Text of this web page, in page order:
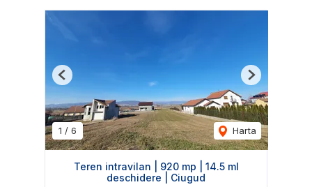
1 / 6 Harta
Previous Next
Teren intravilan | 920 mp | 14.5 ml
deschidere | Ciugud